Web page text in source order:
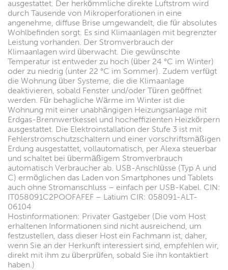
ausgestattet. Der herkömmliche direkte Luftstrom wird
durch Tausende von Mikroperforationen in eine
angenehme, diffuse Brise umgewandelt, die für absolutes
Wohlbefinden sorgt. Es sind Klimaanlagen mit begrenzter
Leistung vorhanden. Der Stromverbrauch der
Klimaanlagen wird überwacht. Die gewünschte
Temperatur ist entweder zu hoch (über 24 °C im Winter)
oder zu niedrig (unter 22 °C im Sommer). Zudem verfügt
die Wohnung über Systeme, die die Klimaanlage
deaktivieren, sobald Fenster und/oder Türen geöffnet
werden. Für behagliche Wärme im Winter ist die
Wohnung mit einer unabhängigen Heizungsanlage mit
Erdgas-Brennwertkessel und hocheffizienten Heizkörpern
ausgestattet. Die Elektroinstallation der Stufe 3 ist mit
Fehlerstromschutzschaltern und einer vorschriftsmäßigen
Erdung ausgestattet, vollautomatisch, per Alexa steuerbar
und schaltet bei übermäßigem Stromverbrauch
automatisch Verbraucher ab. USB-Anschlüsse (Typ A und
C) ermöglichen das Laden von Smartphones und Tablets
auch ohne Stromanschluss – einfach per USB-Kabel. CIN:
IT058091C2POOFAFEF – Latium CIR: 058091-ALT-
06104
Hostinformationen: Privater Gastgeber (Die vom Host
erhaltenen Informationen sind nicht ausreichend, um
festzustellen, dass dieser Host ein Fachmann ist, daher,
wenn Sie an der Herkunft interessiert sind, empfehlen wir,
direkt mit ihm zu überprüfen, sobald Sie ihn kontaktiert
haben.)